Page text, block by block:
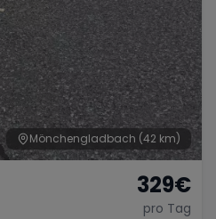
Mönchengladbach (42 km)
329€
pro Tag